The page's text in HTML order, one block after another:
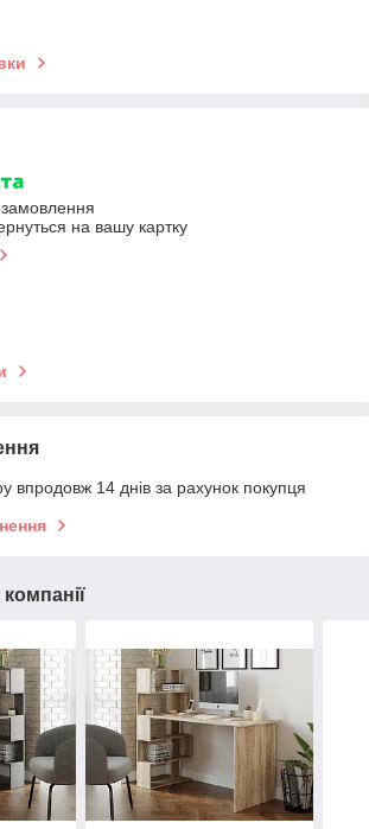
на вашу картку
впродовж 14 днів за рахунок покупця